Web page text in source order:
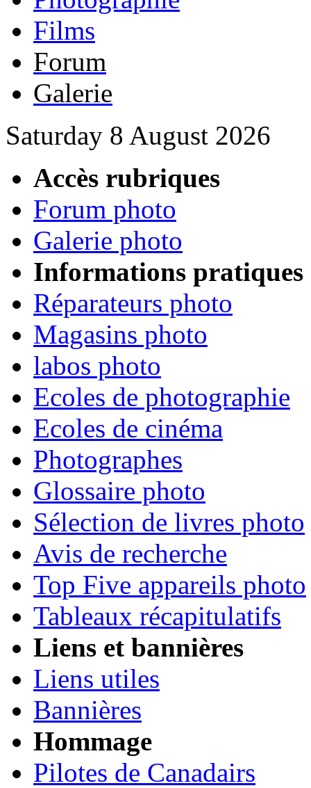
Films
Forum
Galerie
Saturday 8 August 2026
Accès rubriques
Forum photo
Galerie photo
Informations pratiques
Réparateurs photo
Magasins photo
labos photo
Ecoles de photographie
Ecoles de cinéma
Photographes
Glossaire photo
Sélection de livres photo
Avis de recherche
Top Five appareils photo
Tableaux récapitulatifs
Liens et bannières
Liens utiles
Bannières
Hommage
Pilotes de Canadairs